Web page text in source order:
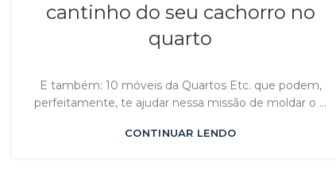
cantinho do seu cachorro no
quarto
E também: 10 móveis da Quartos Etc. que podem,
perfeitamente, te ajudar nessa missão de moldar o ...
CONTINUAR LENDO